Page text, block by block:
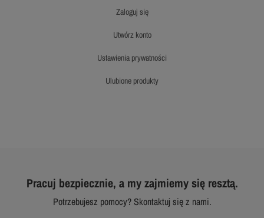
zaloguj się
utwórz konto
ustawienia prywatności
ulubione produkty
Pracuj bezpiecznie, a my zajmiemy się resztą.
Potrzebujesz pomocy? Skontaktuj się z nami.